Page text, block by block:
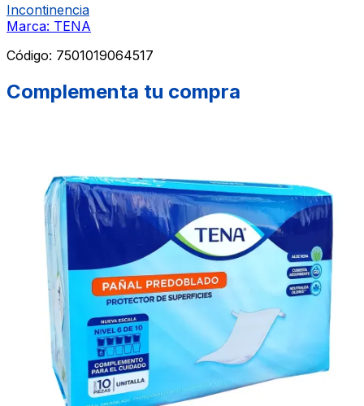
Incontinencia
Marca: TENA
Código: 7501019064517
Complementa tu compra